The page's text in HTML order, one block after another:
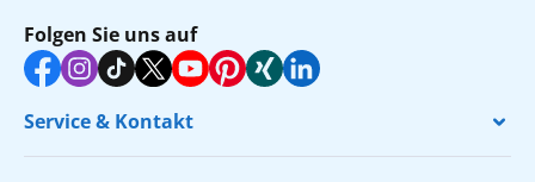
Folgen Sie uns auf
Service & Kontakt